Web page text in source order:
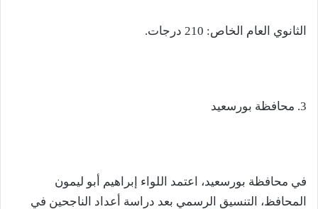
الثانوي العام الخاص: 210 درجات.
3. محافظة بورسعيد
في محافظة بورسعيد، اعتمد اللواء إبراهيم أبو ليمون
المحافظ، التنسيق الرسمي بعد دراسة أعداد الناجحين في